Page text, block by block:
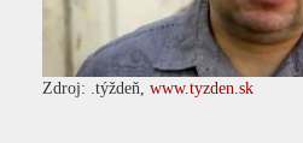
Zdroj: .týždeň, www.tyzden.sk